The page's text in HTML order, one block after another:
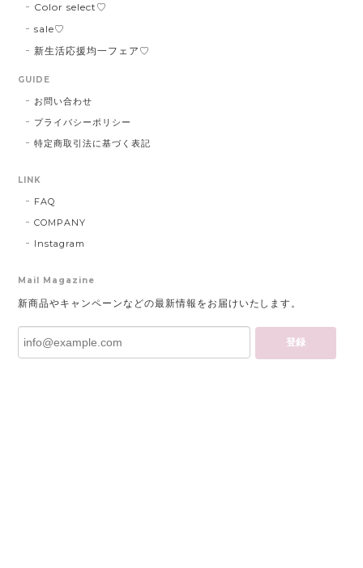
Color select♡
sale♡
新生活応援均一フェア♡
GUIDE
お問い合わせ
プライバシーポリシー
特定商取引法に基づく表記
LINK
FAQ
COMPANY
Instagram
Mail Magazine
新商品やキャンペーンなどの最新情報をお届けいたします。
登録